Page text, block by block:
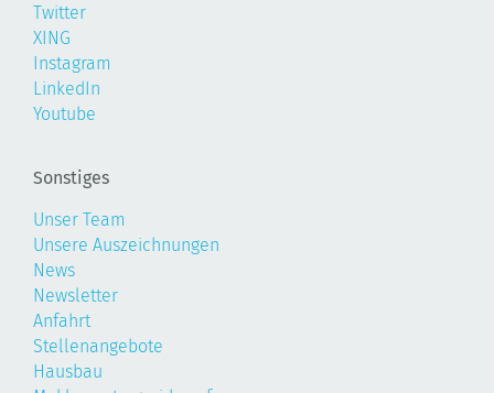
Twitter
XING
Instagram
LinkedIn
Youtube
Sonstiges
Unser Team
Unsere Auszeichnungen
News
Newsletter
Anfahrt
Stellenangebote
Hausbau